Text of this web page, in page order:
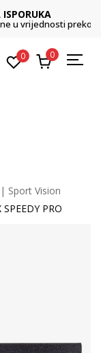
preko 99 KM
0 0
Sport Vision
SPEEDY PRO